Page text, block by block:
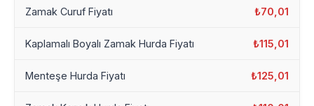
Zamak Curuf Fiyatı ₺70,01
Kaplamalı Boyalı Zamak Hurda Fiyatı ₺115,01
Menteşe Hurda Fiyatı ₺125,01